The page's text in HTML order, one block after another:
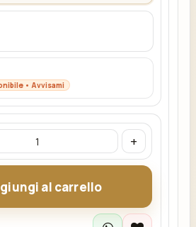
• Avvisami
+
al carrello